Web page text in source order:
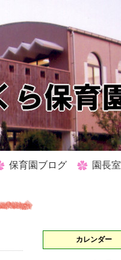
保育園ブログ 園長室
カレンダー